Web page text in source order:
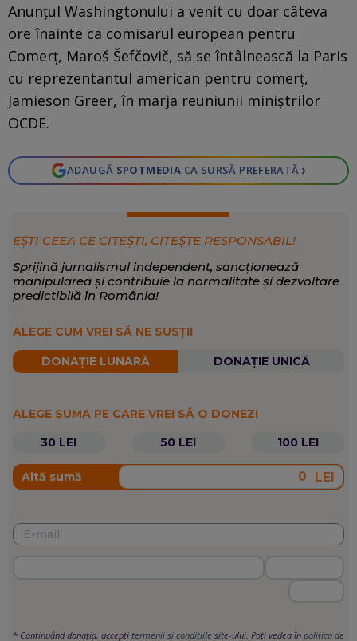
Anunțul Washingtonului a venit cu doar câteva
ore înainte ca comisarul european pentru
Comerț, Maroš Šefčovič, să se întâlnească la Paris
cu reprezentantul american pentru comerț,
Jamieson Greer, în marja reuniunii miniștrilor
OCDE.
ADAUGĂ SPOTMEDIA CA SURSĂ PREFERATĂ ›
EȘTI CEEA CE CITEȘTI, CITEȘTE RESPONSABIL!
Sprijină jurnalismul independent, sancționează
manipularea și contribuie la normalitate și dezvoltare
predictibilă în România!
ALEGE CUM VREI SĂ NE SUSȚII
DONAȚIE LUNARĂ DONAȚIE UNICĂ
ALEGE SUMA PE CARE VREI SĂ O DONEZI
30 LEI
50 LEI 100 LEI
Altă sumă LEI
* Continuând donația, accepți termenii si condițiile site-ului. Poți vedea în politica de